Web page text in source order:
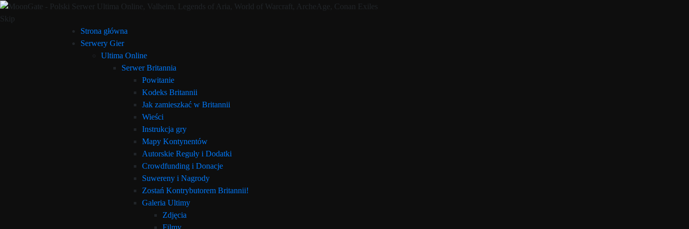
Skip
Strona główna
Serwery Gier
Ultima Online
Serwer Britannia
Powitanie
Kodeks Britannii
Jak zamieszkać w Britannii
Wieści
Instrukcja gry
Mapy Kontynentów
Autorskie Reguły i Dodatki
Crowdfunding i Donacje
Suwereny i Nagrody
Zostań Kontrybutorem Britannii!
Galeria Ultimy
Zdjęcia